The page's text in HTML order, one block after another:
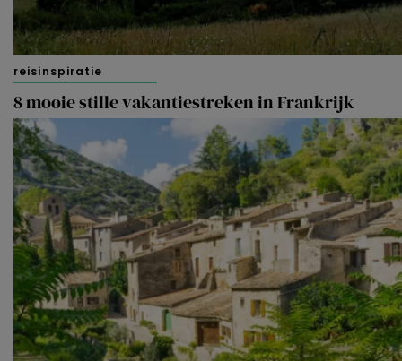
reisinspiratie
8 mooie stille vakantiestreken in Frankrijk